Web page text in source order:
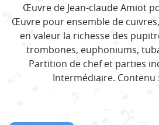
Œuvre de Jean-claude Amiot
Œuvre pour ensemble de
en valeur la richesse des
trombones, euphoniums,
Partition de chef et parties
Intermédiaire. Contenu